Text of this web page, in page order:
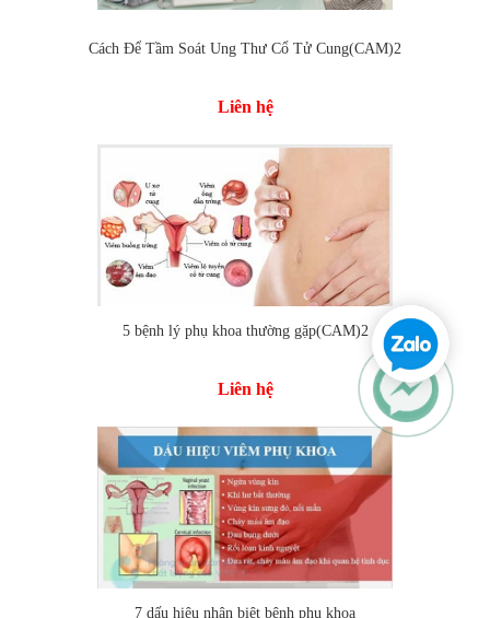
Cách Để Tầm Soát Ung Thư Cổ Tử Cung(CAM)2
Liên hệ
5 bệnh lý phụ khoa thường gặp(CAM)2
Liên hệ
7 dấu hiệu nhận biệt bệnh phụ khoa